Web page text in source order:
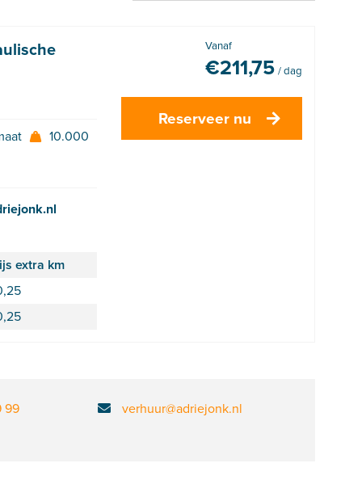
10.000
extra km
Vanaf
€211,75 / dag
Reserveer nu
99 verhuur@adriejonk.nl